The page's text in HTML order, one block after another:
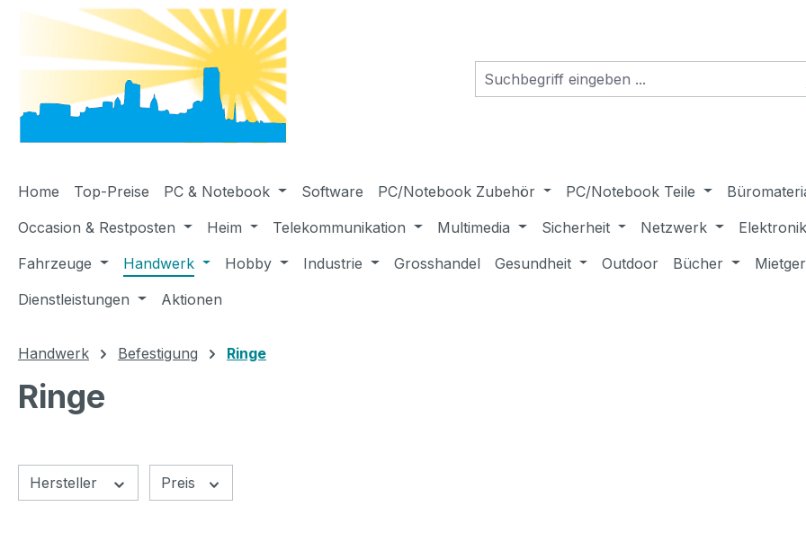
Hauptinhalt springen
Zur Suche springen
Zur Hauptnavigation springen
Home Top-Preise PC & Notebook Software PC/Notebook Zubehör PC/Notebook Teile
Occasion & Restposten
Heim Telekommunikation Multimedia Sicherheit Netzwerk Elektronik
Fahrzeuge
Handwerk Hobby Industrie Grosshandel Gesundheit Outdoor Bücher
Dienstleistungen
Aktionen
Handwerk Befestigung Ringe
Ringe
Hersteller Preis